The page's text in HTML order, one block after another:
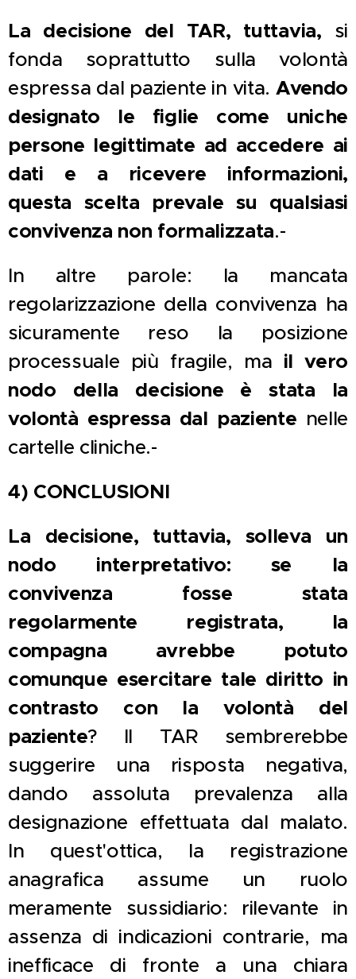
La decisione del TAR, tuttavia, si
fonda soprattutto sulla volontà
espressa dal paziente in vita. Avendo
designato le figlie come uniche
persone legittimate ad accedere ai
dati e a ricevere informazioni,
questa scelta prevale su qualsiasi
convivenza non formalizzata.-
In altre parole: la mancata
regolarizzazione della convivenza ha
sicuramente reso la posizione
processuale più fragile, ma il vero
nodo della decisione è stata la
volontà espressa dal paziente nelle
cartelle cliniche.-
4) CONCLUSIONI
La decisione, tuttavia, solleva un
nodo interpretativo: se la
convivenza fosse stata
regolarmente registrata, la
compagna avrebbe potuto
comunque esercitare tale diritto in
contrasto con la volontà del
paziente? Il TAR sembrerebbe
suggerire una risposta negativa,
dando assoluta prevalenza alla
designazione effettuata dal malato.
In quest'ottica, la registrazione
anagrafica assume un ruolo
meramente sussidiario: rilevante in
assenza di indicazioni contrarie, ma
inefficace di fronte a una chiara